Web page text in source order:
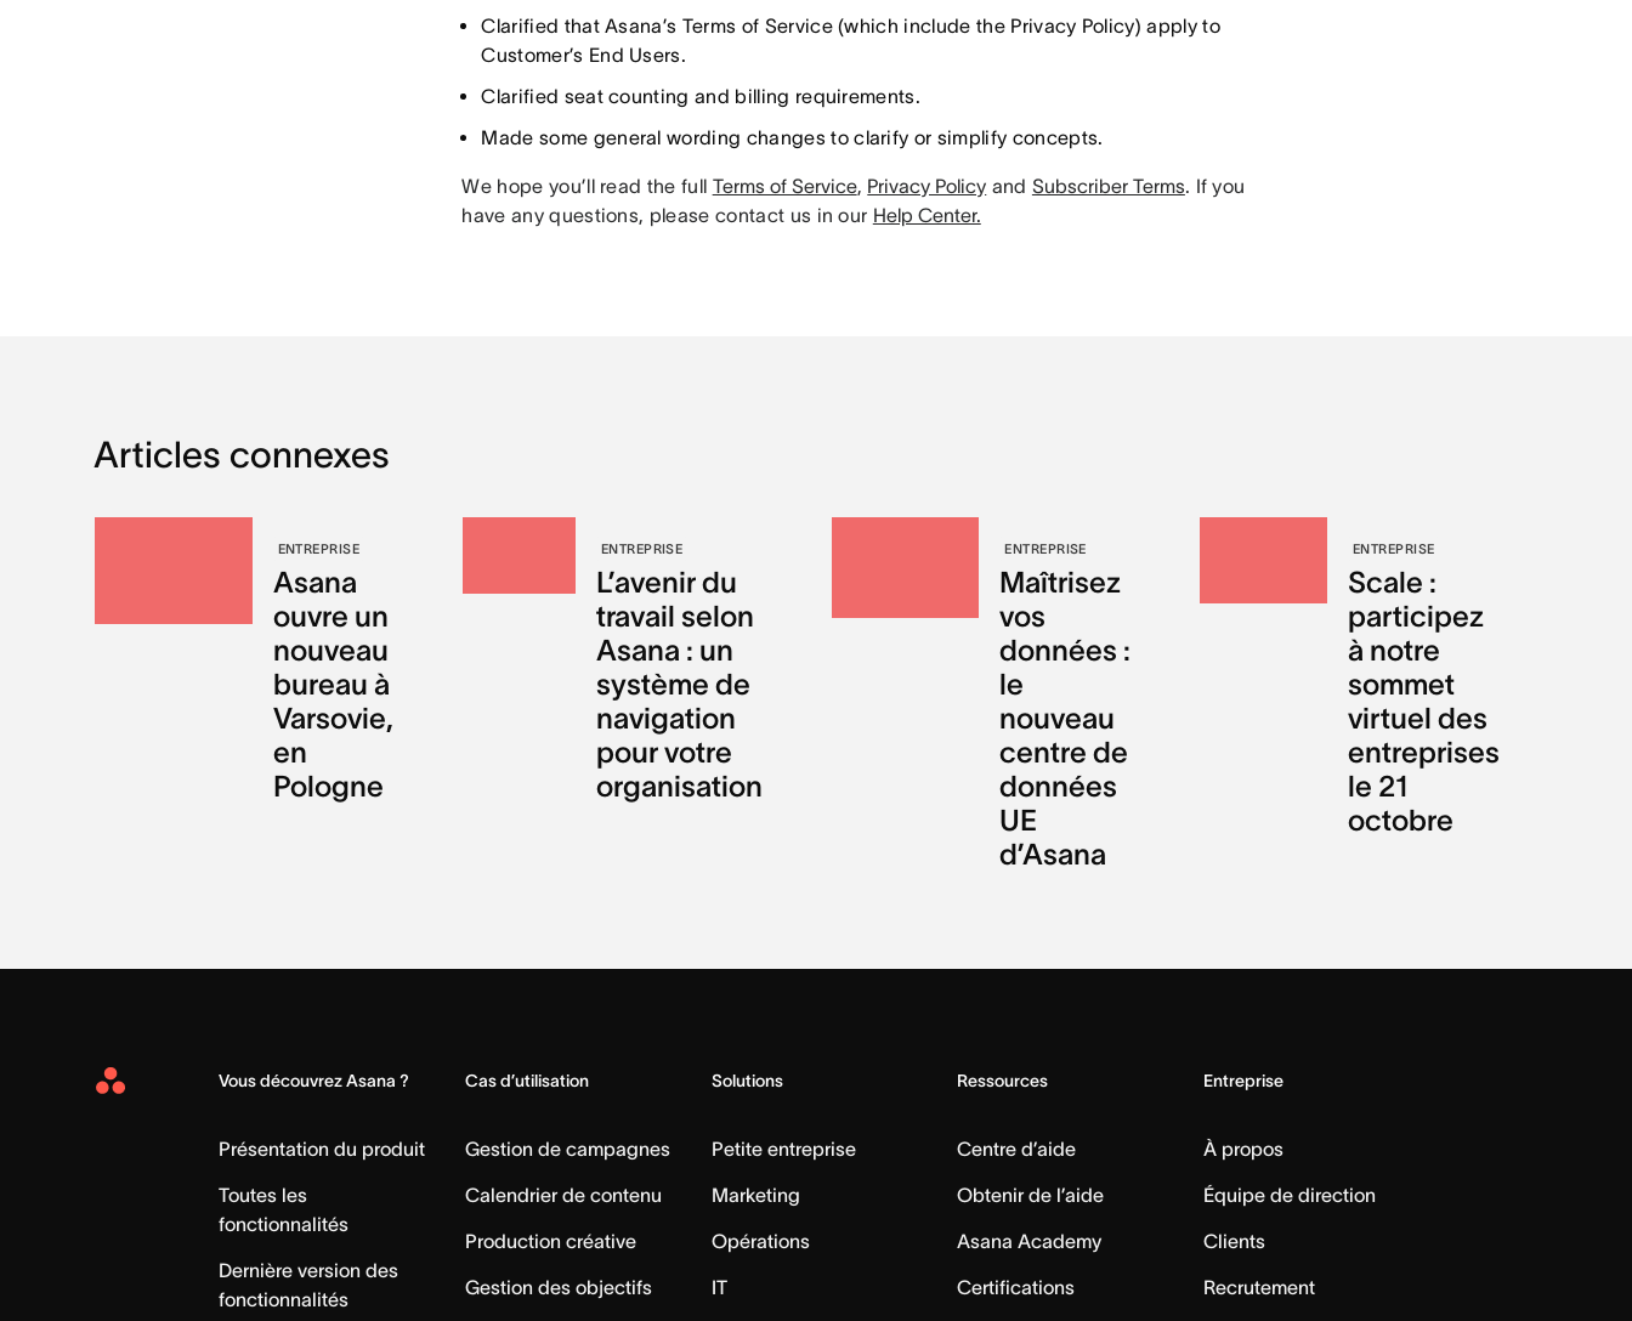
Clarified that Asana’s Terms of Service (which include the Privacy Policy) apply to
Customer’s End Users.
Clarified seat counting and billing requirements.
Made some general wording changes to clarify or simplify concepts.
We hope you’ll read the full Terms of Service, Privacy Policy and Subscriber Terms. If you
have any questions, please contact us in our Help Center.
Articles connexes
ENTREPRISE
Asana
ouvre un
nouveau
bureau à
Varsovie,
en
Pologne
ENTREPRISE
L’avenir du
travail selon
Asana : un
système de
navigation
pour votre
organisation
ENTREPRISE
Maîtrisez
vos
données :
le
nouveau
centre de
données
UE
d’Asana
ENTREPRISE
Scale :
participez
à notre
sommet
virtuel des
entreprises
le 21
octobre
Asana
Vous découvrez Asana ?
Présentation du produit
Toutes les
fonctionnalités
Dernière version des
fonctionnalités
Cas d’utilisation
Gestion de campagnes
Calendrier de contenu
Production créative
Gestion des objectifs
Solutions
Petite entreprise
Marketing
Opérations
IT
Ressources
Centre d’aide
Obtenir de l’aide
Asana Academy
Certifications
Entreprise
À propos
Équipe de direction
Clients
Recrutement